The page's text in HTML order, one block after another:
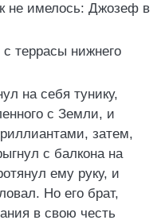
не имелось: Джозеф в
террасы нижнего
на себя тунику,
с Земли, и
затем,
с балкона на
ему руку, и
Но его брат,
в свою честь